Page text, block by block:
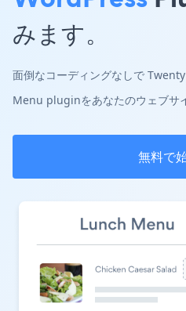
みます。
面倒なコーディングなしで
Menu pluginをあなたのウェブサ
無料で